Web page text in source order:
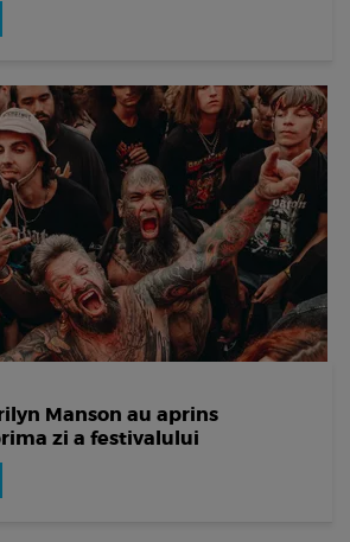
Manson au aprins
zi a festivalului